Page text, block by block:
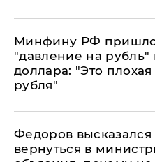
Минфину РФ
"давление на рубль"
доллара: "Это
рубля"
Федоров
вернуться в